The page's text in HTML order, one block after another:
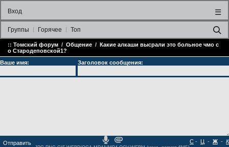
Вход ☰
Группы Горячее Топ
:: Томский форум / Общение / Какие алкаши высрали это больное чмо с
о Стародеповской1?
Ваше имя:
Заголовок сообщения:
- Ц - Ж - К
С